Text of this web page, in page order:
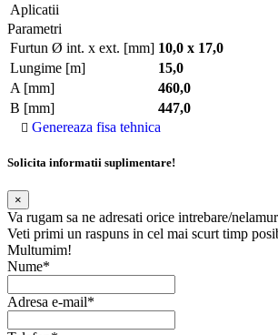
Aplicatii
Parametri
Furtun Ø int. x ext. [mm] 10,0 x 17,0
Lungime [m]
15,0
A [mm]
460,0
B [mm]
447,0
Genereaza fisa tehnica
Solicita informatii suplimentare!
×
Va rugam sa ne adresati orice intrebare/
Veti primi un raspuns in cel mai scurt timp
Multumim!
Nume*
Adresa e-mail*